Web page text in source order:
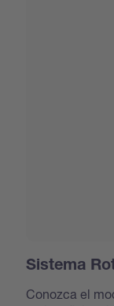
Sistema
Conozca el